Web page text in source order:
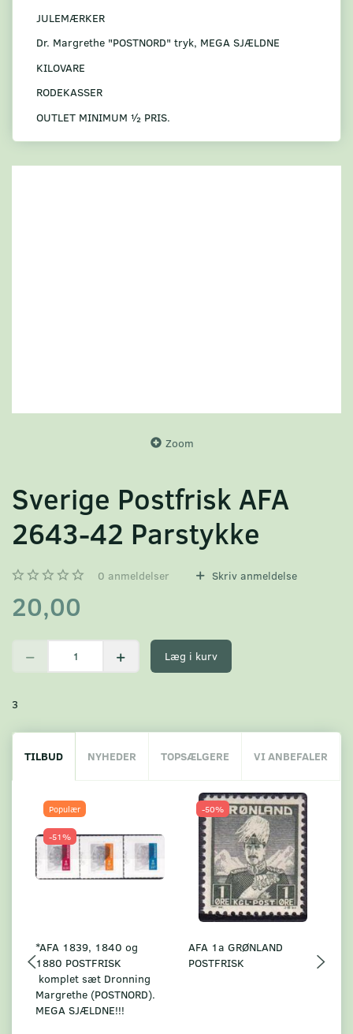
JULEMÆRKER
Dr. Margrethe "POSTNORD" tryk, MEGA SJÆLDNE
KILOVARE
RODEKASSER
OUTLET MINIMUM ½ PRIS.
Zoom
Sverige Postfrisk AFA
2643-42 Parstykke
0 anmeldelser Skriv anmeldelse
20,00
Læg i kurv
3
TILBUD NYHEDER TOPSÆLGERE VI ANBEFALER
Populær
-51%
*AFA 1839, 1840 og
1880 POSTFRISK
komplet sæt Dronning
Margrethe (POSTNORD).
MEGA SJÆLDNE!!!
-50%
AFA 1a GRØNLAND
POSTFRISK